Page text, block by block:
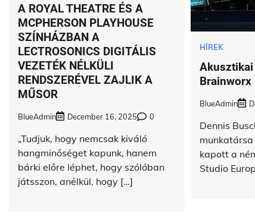
A ROYAL THEATRE ÉS A
MCPHERSON PLAYHOUSE
SZÍNHÁZBAN A
LECTROSONICS DIGITÁLIS
VEZETÉK NÉLKÜLI
RENDSZERÉVEL ZAJLIK A
MŰSOR
BlueAdmin December 16, 2025 0
„Tudjuk, hogy nemcsak kiváló
hangminőséget kapunk, hanem
bárki előre léphet, hogy szólóban
játsszon, anélkül, hogy […]
HÍREK
Brainworx
BlueAdmin
Dennis
kapott a
Studio